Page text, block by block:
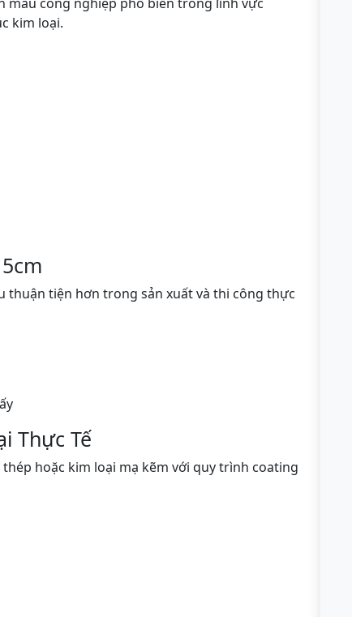
kim loại.
thuận tiện hơn trong sản xuất và thi công thực
Thực Tế
hoặc kim loại mạ kẽm với quy trình coating